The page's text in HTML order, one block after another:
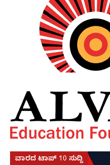
ವಾರದ ಟಾಪ್ 10 ಸುದ್ದಿ